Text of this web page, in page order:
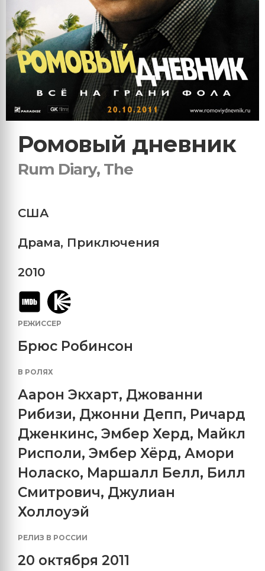
Ромовый дневник
Rum Diary, The
США
Драма, Приключения
2010
РЕЖИССЕР
Брюс Робинсон
В РОЛЯХ
Аарон Экхарт, Джованни
Рибизи, Джонни Депп, Ричард
Дженкинс, Эмбер Херд, Майкл
Рисполи, Эмбер Хёрд, Амори
Ноласко, Маршалл Белл, Билл
Смитрович, Джулиан
Холлоуэй
РЕЛИЗ В РОССИИ
20 октября 2011